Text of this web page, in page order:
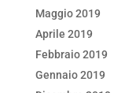
Maggio 2019
Aprile 2019
Febbraio 2019
Gennaio 2019